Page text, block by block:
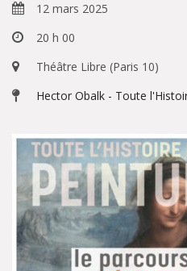
12 mars 2025
20 h 00
Théâtre Libre (Paris 10)
Hector Obalk - Toute